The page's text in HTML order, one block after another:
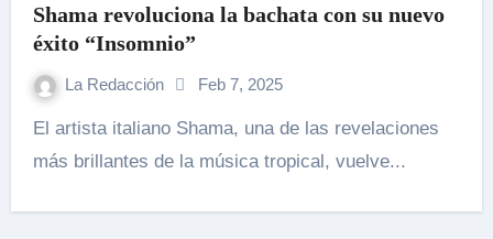
Shama revoluciona la bachata con su nuevo
éxito “Insomnio”
La Redacción Feb 7, 2025
El artista italiano Shama, una de las revelaciones
más brillantes de la música tropical, vuelve...